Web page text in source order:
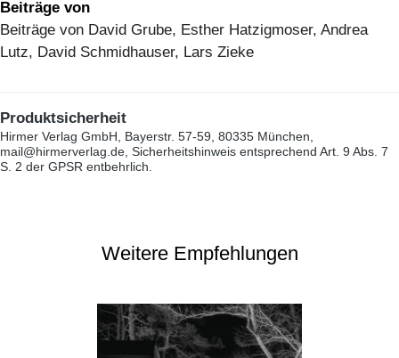
Beiträge von
Beiträge von David Grube, Esther Hatzigmoser, Andrea
Lutz, David Schmidhauser, Lars Zieke
Produktsicherheit
Hirmer Verlag GmbH, Bayerstr. 57-59, 80335 München,
mail@hirmerverlag.de, Sicherheitshinweis entsprechend Art. 9 Abs. 7
S. 2 der GPSR entbehrlich.
Weitere Empfehlungen